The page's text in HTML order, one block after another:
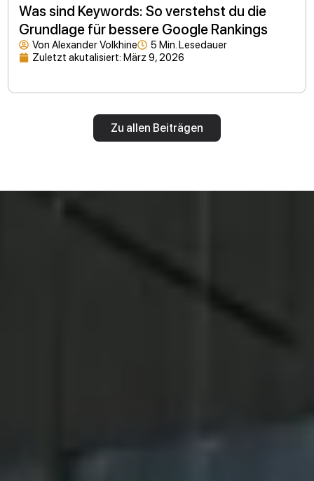
Was sind Keywords: So verstehst du die
Grundlage für bessere Google Rankings
VonAlexander Volkhine
5 Min. Lesedauer
Zuletzt akutalisiert: März 9, 2026
Zu allen Beiträgen